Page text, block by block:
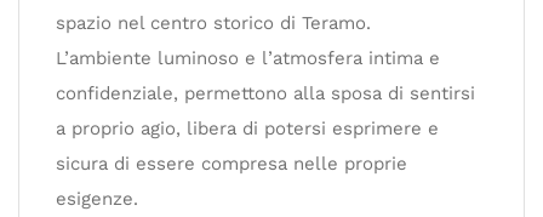
spazio nel centro storico di Teramo.
L’ambiente luminoso e l’atmosfera intima e
confidenziale, permettono alla sposa di sentirsi
a proprio agio, libera di potersi esprimere e
sicura di essere compresa nelle proprie
esigenze.